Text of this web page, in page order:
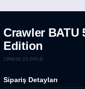
Crawler BATU
Edition
CRW.02.03.000.B
Sipariş Detayları